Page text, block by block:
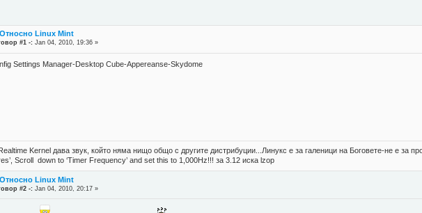
Linux Mint
#1 -: Jan 04, 2010, 19:36 »
Settings Manager-Desktop Cube-Appereanse-Skydome
Kernel дава звук, който няма нищо общо с другите дистрибуции...Линукс е за галеници на Боговете-не е за
Scroll down to ‘Timer Frequency’ and set this to 1,000Hz!!! за 3.12 иска lzop
Linux Mint
#2 -: Jan 04, 2010, 20:17 »